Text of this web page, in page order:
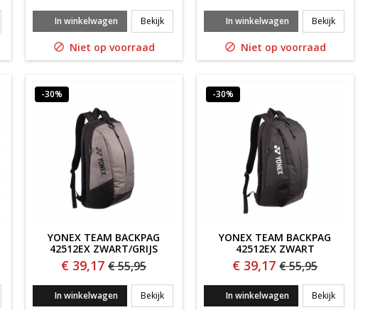
BA72629EX GEARLOGIC 9 BAG BEIGE '26
In winkelwagen BekijkYONEX BA726212EX GEARLOGIC 12 BAG ZWART '26
 Niet op voorraad
In winkelwagen BekijkYONEX
 Niet op voorraad
Team 9 RACKETBAG 42529EX BLAUW
-30%
YONEX TEAM BACKPAG
42512EX ZWART/GRIJS
€ 39,17 € 55,95
In winkelwagen BekijkYonex Team BACKPAG 42512EX ZWART/GRIJS
-30%
YONEX TEAM BACKPAG
42512EX ZWART
€ 39,17 € 55,95
In winkelwagen BekijkYonex